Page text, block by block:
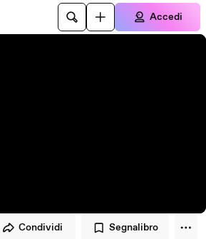
Accedi
Condividi Segnalibro